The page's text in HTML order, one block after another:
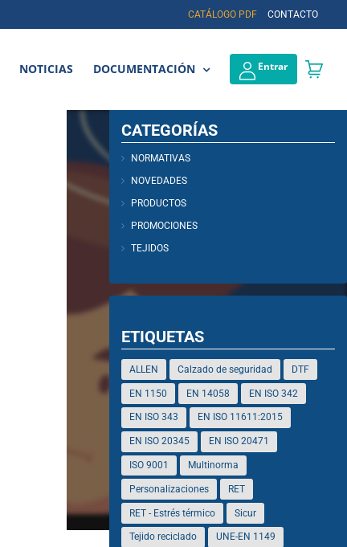
CATÁLOGO PDF CONTACTO
NOTICIAS DOCUMENTACIÓN Entrar
CATEGORÍAS
NORMATIVAS
NOVEDADES
PRODUCTOS
PROMOCIONES
TEJIDOS
ETIQUETAS
ALLEN Calzado de seguridad DTF
EN 1150 EN 14058 EN ISO 342
EN ISO 343 EN ISO 11611:2015
EN ISO 20345 EN ISO 20471
ISO 9001 Multinorma
Personalizaciones RET
RET - Estrés térmico Sicur
Tejido reciclado UNE-EN 1149